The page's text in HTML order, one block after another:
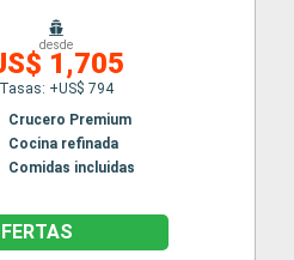
desde
1,705
Tasas: +US$ 794
Crucero Premium
Cocina refinada
Comidas incluidas